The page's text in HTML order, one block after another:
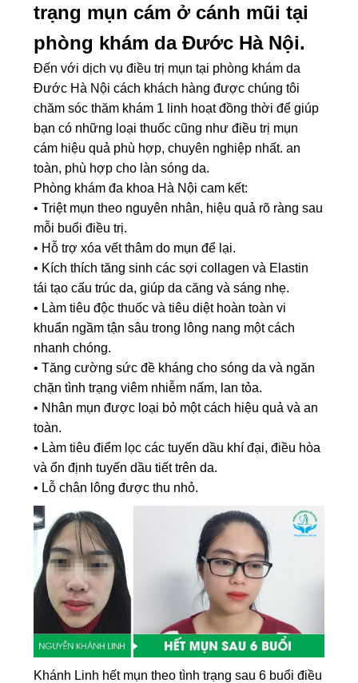
trạng mụn cám ở cánh mũi tại
phòng khám da Đước Hà Nội.
Đến với dịch vụ điều trị mụn tại phòng khám da
Đước Hà Nội cách khách hàng được chúng tôi
chăm sóc thăm khám 1 linh hoạt đồng thời để giúp
bạn có những loại thuốc cũng như điều trị mụn
cám hiệu quả phù hợp, chuyên nghiệp nhất.an
toàn, phù hợp cho làn sóng da.
Phòng khám đa khoa Hà Nội cam kết:
• Triệt mụn theo nguyên nhân, hiệu quả rõ ràng sau
mỗi buổi điều trị.
• Hỗ trợ xóa vết thâm do mụn để lại.
• Kích thích tăng sinh các sợi collagen và Elastin
tái tạo cấu trúc da, giúp da căng và sáng nhẹ.
• Làm tiêu độc thuốc và tiêu diệt hoàn toàn vi
khuẩn ngầm tận sâu trong lông nang một cách
nhanh chóng.
• Tăng cường sức đề kháng cho sóng da và ngăn
chặn tình trạng viêm nhiễm nấm, lan tỏa.
• Nhân mụn được loại bỏ một cách hiệu quả và an
toàn.
• Làm tiêu điểm lọc các tuyến dầu khí đại, điều hòa
và ổn định tuyến dầu tiết trên da.
• Lỗ chân lông được thu nhỏ.
Khánh Linh hết mụn theo tình trạng sau 6 buổi điều